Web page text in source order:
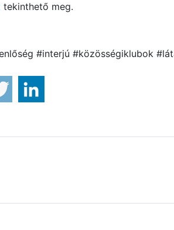
tekinthető meg.
#interjú #közösségiklubok